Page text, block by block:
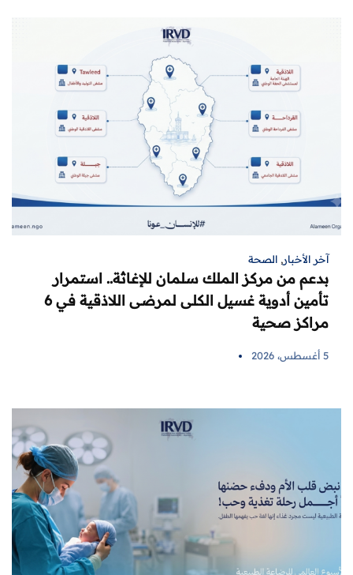
آخر الأخبار, الصحة
بدعم من مركز الملك سلمان للإغاثة.. استمرار
تأمين أدوية غسيل الكلى لمرضى اللاذقية في 6
مراكز صحية
5 أغسطس، 2026